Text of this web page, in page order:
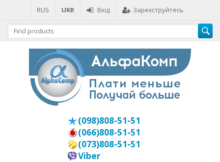
RUS UKR Вхід Зареєструйтесь
(098)808-51-51
(066)808-51-51
(073)808-51-51
Viber